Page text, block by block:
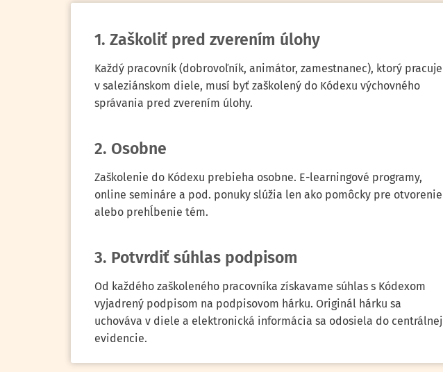
1. Zaškoliť pred zverením úlohy
Každý pracovník (dobrovoľník, animátor, zamestnanec), ktorý pracuje
v saleziánskom diele, musí byť zaškolený do Kódexu výchovného
správania pred zverením úlohy.
2. Osobne
Zaškolenie do Kódexu prebieha osobne. E-learningové programy,
online semináre a pod. ponuky slúžia len ako pomôcky pre otvorenie
alebo prehĺbenie tém.
3. Potvrdiť súhlas podpisom
Od každého zaškoleného pracovníka získavame súhlas s Kódexom
vyjadrený podpisom na podpisovom hárku. Originál hárku sa
uchováva v diele a elektronická informácia sa odosiela do centrálnej
evidencie.